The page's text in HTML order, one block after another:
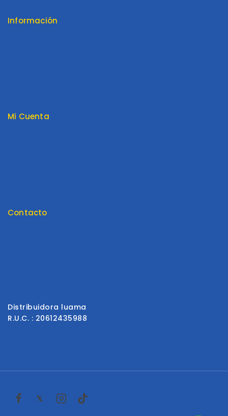
Información
Mi Cuenta
Contacto
Distribuidora luama
R.U.C. : 20612435988